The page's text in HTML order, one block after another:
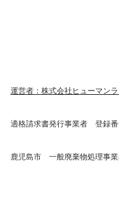
運営者：株式会社ヒューマン
適格請求書発行事業者 登録
鹿児島市 一般廃棄物処理事